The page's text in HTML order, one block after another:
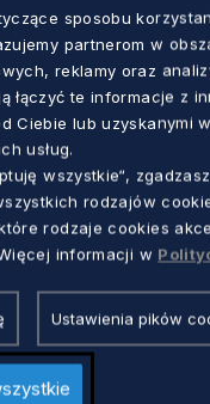
sposobu
partnerom w
reklamy oraz
łączyć te informacje z
Ciebie lub uzyskanymi
usług.
wszystkie“,
rodzajów
rodzaje cookies
informacji w
Ustawienia pików